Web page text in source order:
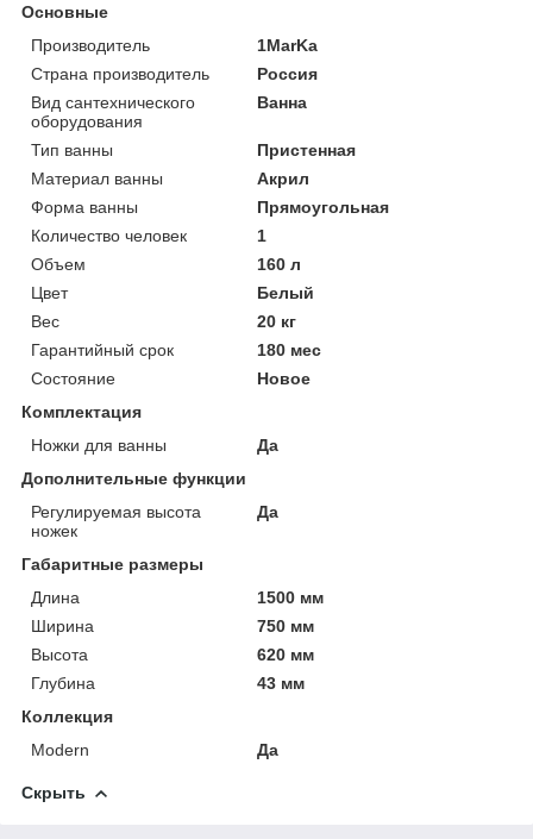
Основные
Производитель
1MarKa
Страна производитель
Россия
Вид сантехнического
оборудования
Ванна
Тип ванны
Пристенная
Материал ванны
Акрил
Форма ванны
Прямоугольная
Количество человек
1
Объем
160 л
Цвет
Белый
Вес
20 кг
Гарантийный срок
180 мес
Состояние
Новое
Комплектация
Ножки для ванны
Да
Дополнительные функции
Регулируемая высота
ножек
Да
Габаритные размеры
Длина
1500 мм
Ширина
750 мм
Высота
620 мм
Глубина
43 мм
Коллекция
Modern
Да
Скрыть